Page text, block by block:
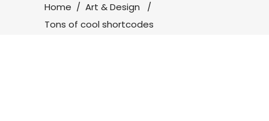
Home / Art & Design
/
Tons of cool shortcodes